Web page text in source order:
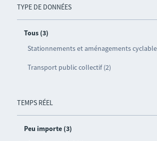
TYPE DE DONNÉES
Tous (3)
Stationnements et aménagements
Transport public collectif (2)
TEMPS RÉEL
Peu importe (3)